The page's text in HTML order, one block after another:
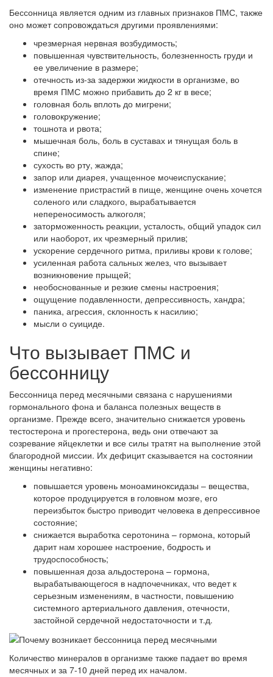
Бессонница является одним из главных признаков ПМС, также
оно может сопровождаться другими проявлениями:
чрезмерная нервная возбудимость;
повышенная чувствительность, болезненность груди и
ее увеличение в размере;
отечность из-за задержки жидкости в организме, во
время ПМС можно прибавить до 2 кг в весе;
головная боль вплоть до мигрени;
головокружение;
тошнота и рвота;
мышечная боль, боль в суставах и тянущая боль в
спине;
сухость во рту, жажда;
запор или диарея, учащенное мочеиспускание;
изменение пристрастий в пище, женщине очень хочется
соленого или сладкого, вырабатывается
непереносимость алкоголя;
заторможенность реакции, усталость, общий упадок сил
или наоборот, их чрезмерный прилив;
ускорение сердечного ритма, приливы крови к голове;
усиленная работа сальных желез, что вызывает
возникновение прыщей;
необоснованные и резкие смены настроения;
ощущение подавленности, депрессивность, хандра;
паника, агрессия, склонность к насилию;
мысли о суициде.
Что вызывает ПМС и
бессонницу
Бессонница перед месячными связана с нарушениями
гормонального фона и баланса полезных веществ в
организме. Прежде всего, значительно снижается уровень
тестостерона и прогестерона, ведь они отвечают за
созревание яйцеклетки и все силы тратят на выполнение этой
благородной миссии. Их дефицит сказывается на состоянии
женщины негативно:
повышается уровень моноаминоксидазы – вещества,
которое продуцируется в головном мозге, его
переизбыток быстро приводит человека в депрессивное
состояние;
снижается выработка серотонина – гормона, который
дарит нам хорошее настроение, бодрость и
трудоспособность;
повышенная доза альдостерона – гормона,
вырабатывающегося в надпочечниках, что ведет к
серьезным изменениям, в частности, повышению
системного артериального давления, отечности,
застойной сердечной недостаточности и т.д.
Количество минералов в организме также падает во время
месячных и за 7-10 дней перед их началом.